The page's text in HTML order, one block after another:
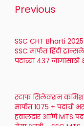
Previous
SSC CHT Bharti
SSC मार्फत हिंदी
पदाच्या 437 जागांसाठी
स्टाफ सिलेक्शन
मार्फत 1075 + पदांची
हवालदार आणि MTS